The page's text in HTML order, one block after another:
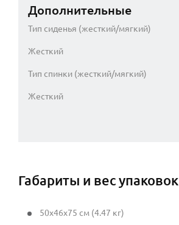
Дополнительные
Тип сиденья (жесткий/мягкий)
Жесткий
Тип спинки (жесткий/мягкий)
Жесткий
Габариты и вес упаковок
50x46x75 см (4.47 кг)